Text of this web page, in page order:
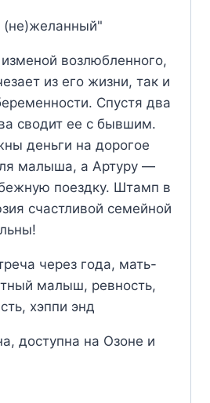
возлюбленного,
из его жизни, так и
Спустя два
сводит ее с бывшим.
деньги на дорогое
малыша, а Артуру —
поездку. Штамп в
счастливой семейной
через года, мать-
малыш, ревность,
хэппи энд
доступна на Озоне и